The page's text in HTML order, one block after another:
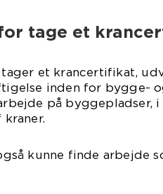
tage et
tager et krancertifikat,
inden for bygge-
på byggepladser,
kunne finde arbejde